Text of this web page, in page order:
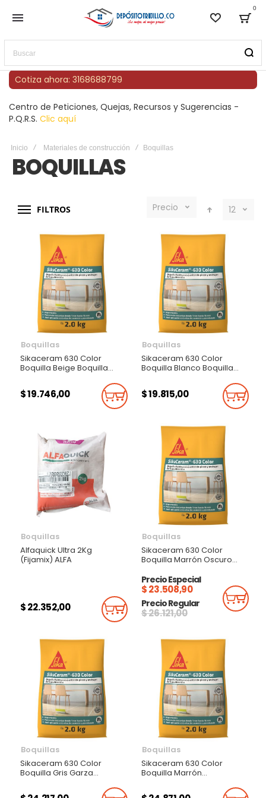
Lista de
0
Buscar
Cotiza ahora: 3168688799
Centro de Peticiones, Quejas, Recursos y Sugerencias -
P.Q.R.S. Clic aquí
Inicio Materiales de construcción Boquillas
BOQUILLAS
FILTROS Precio 12
Boquillas
Sikaceram 630 Color
Boquilla Beige Boquilla
Pisos Y Enchapes De Baja
Absorción 2Kg
$ 19.746,00 Añadir Al Carrito
Boquillas
Sikaceram 630 Color
Boquilla Blanco Boquilla
Pisos Y Enchapes De Baja
Absorción 2Kg
$ 19.815,00
Boquillas
Alfaquick Ultra 2Kg
(Fijamix) ALFA
$ 22.352,00 Añadir Al Carrito
Boquillas
Sikaceram 630 Color
Boquilla Marrón Oscuro
De Pisos Y Enchapes De
Baja Absorción 2Kg
Precio Especial
$ 23.508,90
Precio Regular
$ 26.121,00
Boquillas
Sikaceram 630 Color
Boquilla Gris Garza
De Pisos Y Enchapes De
Boquillas
Sikaceram 630 Color
Boquilla Marrón
Juntas De Pisos Y